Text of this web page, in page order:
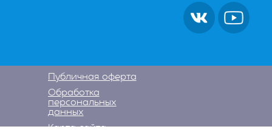
Публичная оферта
Обработка
персональных
данных
Карта сайта